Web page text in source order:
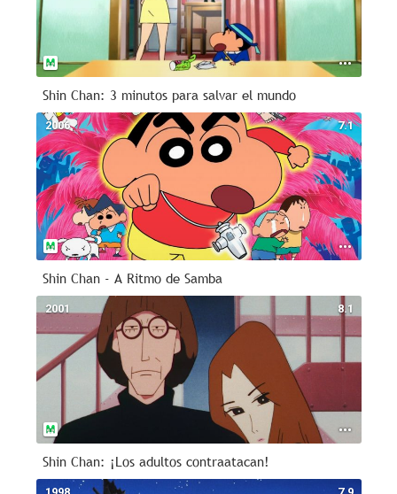
Shin Chan: 3 minutos para salvar el mundo
7.1
2006
Shin Chan - A Ritmo de Samba
8.1
2001
Shin Chan: ¡Los adultos contraatacan!